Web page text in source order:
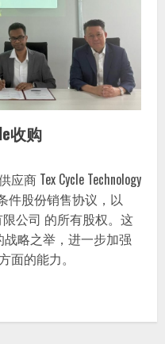
收购
商 Tex Cycle Technology
件股份销售协议，以
公司 的所有股权。这
战略之举，进一步加强
面的能力。